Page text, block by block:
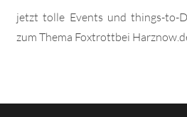
jetzt tolle Events und things-to-
zum Thema Foxtrottbei